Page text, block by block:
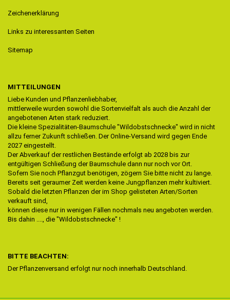
Zeichenerklärung
Links zu interessanten Seiten
Sitemap
MITTEILUNGEN
Liebe Kunden und Pflanzenliebhaber,
mittlerweile wurden sowohl die Sortenvielfalt als auch die Anzahl der
angebotenen Arten stark reduziert.
Die kleine Spezialitäten-Baumschule "Wildobstschnecke" wird in nicht
allzu ferner Zukunft schließen. Der Online-Versand wird gegen Ende
2027 eingestellt.
Der Abverkauf der restlichen Bestände erfolgt ab 2028 bis zur
entgültigen Schließung der Baumschule dann nur noch vor Ort.
Sofern Sie noch Pflanzgut benötigen, zögern Sie bitte nicht zu lange.
Bereits seit geraumer Zeit werden keine Jungpflanzen mehr kultiviert.
Sobald die letzten Pflanzen der im Shop gelisteten Arten/Sorten
verkauft sind,
können diese nur in wenigen Fällen nochmals neu angeboten werden.
Bis dahin ...., die "Wildobstschnecke" !
BITTE BEACHTEN:
Der Pflanzenversand erfolgt nur noch innerhalb Deutschland.